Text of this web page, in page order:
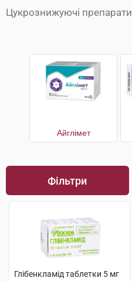
Цукрознижуючі препарати
Айглімет
Фільтри
Глібенкламід таблетки 5 мг